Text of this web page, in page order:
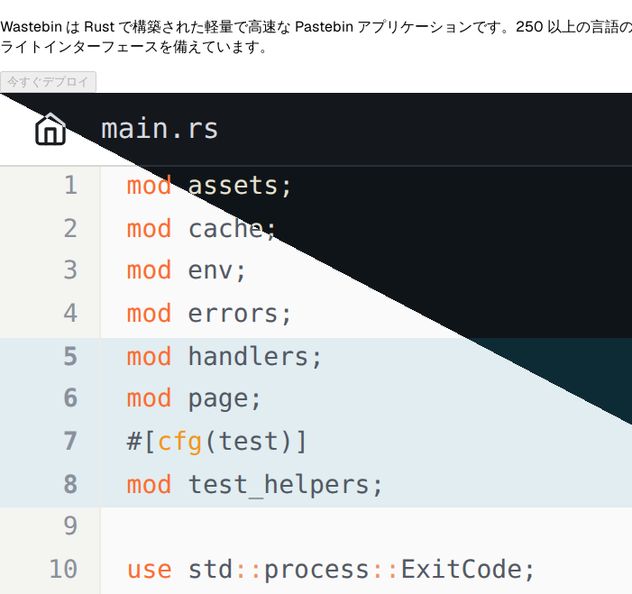
Wastebin は Rust で構築された軽量で高速な Pastebin アプリケーションです。250 以上の言
ライトインターフェースを備えています。
今すぐデプロイ